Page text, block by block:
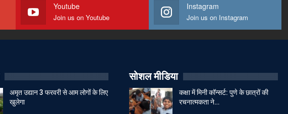
Youtube
Join us on Youtube
Instagram
Join us on Instagram
अमृत उद्यान 3 फरवरी से आम लोगों के लिए
खुलेगा
सोशल मीडिया
कक्षा में मिनी कॉन्सर्ट: पुणे के छात्रों की
रचनात्मकता ने…